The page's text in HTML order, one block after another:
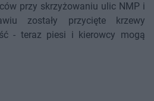
przy skrzyżowaniu ulic NMP i
zostały przycięte krzewy
- teraz piesi i kierowcy mogą